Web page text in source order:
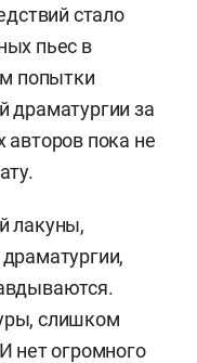
стало
пьес в
попытки
драматургии за
авторов пока не
лакуны,
слишком
нет огромного